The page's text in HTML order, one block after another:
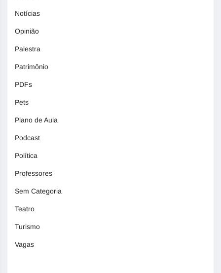
Notícias
Opinião
Palestra
Patrimônio
PDFs
Pets
Plano de Aula
Podcast
Política
Professores
Sem Categoria
Teatro
Turismo
Vagas